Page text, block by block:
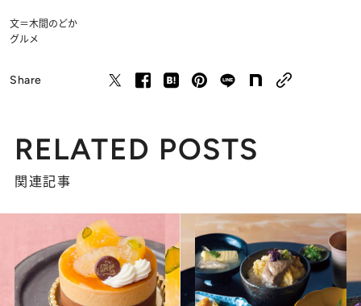
文＝木間のどか
グルメ
Share
RELATED POSTS
関連記事